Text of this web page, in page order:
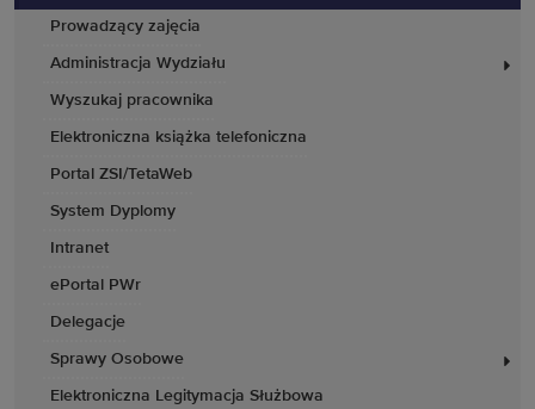
Prowadzący zajęcia
Administracja Wydziału
Wyszukaj pracownika
Elektroniczna książka telefoniczna
Portal ZSI/TetaWeb
System Dyplomy
Intranet
ePortal PWr
Delegacje
Sprawy Osobowe
Elektroniczna Legitymacja Służbowa